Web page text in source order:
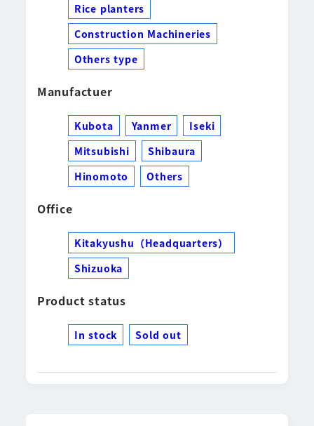
Rice planters
Construction Machineries
Others type
Manufactuer
Kubota Yanmer
Iseki
Mitsubishi
Shibaura
Hinomoto
Others
Office
Kitakyushu（Headquarters）
Shizuoka
Product status
In stock Sold out